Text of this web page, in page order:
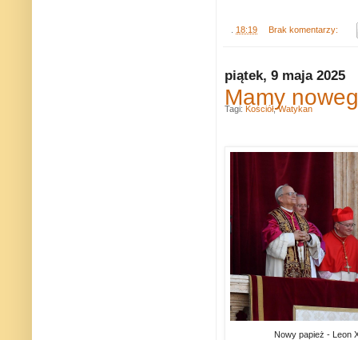
18:19 Brak komentarzy:
piątek, 9 maja 2025
Mamy
Nowy papież - Leon
Tagi: Kościół,Watykan